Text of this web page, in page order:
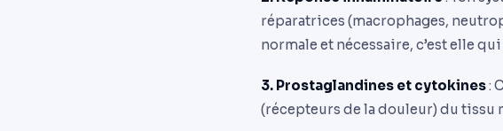
réparatrices (macrophages,
normale et nécessaire, c’est elle
3. Prostaglandines et cytokines:
(récepteurs de la douleur) du tissu